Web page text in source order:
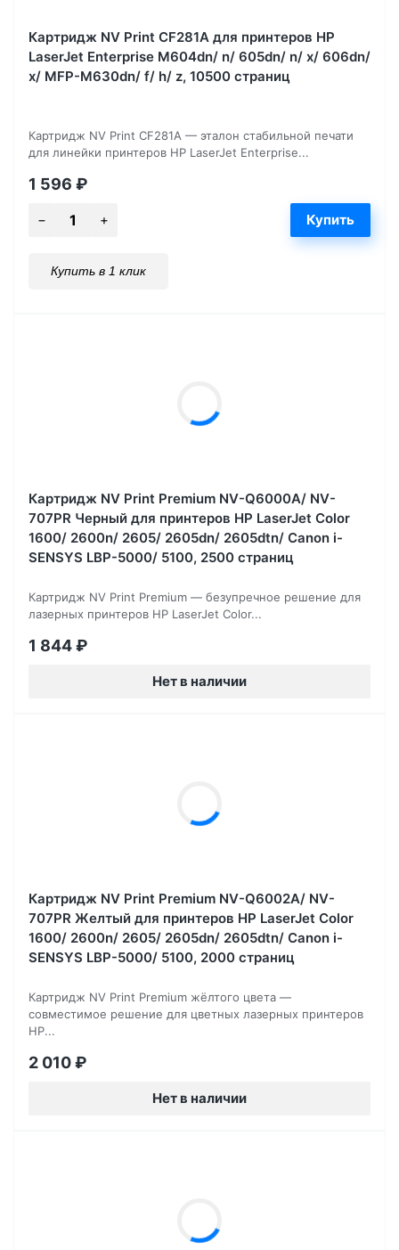
Картридж NV Print CF281A для принтеров HP
LaserJet Enterprise M604dn/ n/ 605dn/ n/ x/ 606dn/
x/ MFP-M630dn/ f/ h/ z, 10500 страниц
Картридж NV Print CF281A — эталон стабильной печати
для линейки принтеров HP LaserJet Enterprise...
1 596 ₽
Купить в 1 клик
Картридж NV Print Premium NV-Q6000A/ NV-
707PR Черный для принтеров HP LaserJet Color
1600/ 2600n/ 2605/ 2605dn/ 2605dtn/ Canon i-
SENSYS LBP-5000/ 5100, 2500 страниц
Картридж NV Print Premium — безупречное решение для
лазерных принтеров HP LaserJet Color...
1 844₽
Нет в наличии
Картридж NV Print Premium NV-Q6002A/ NV-
707PR Желтый для принтеров HP LaserJet Color
1600/ 2600n/ 2605/ 2605dn/ 2605dtn/ Canon i-
SENSYS LBP-5000/ 5100, 2000 страниц
Картридж NV Print Premium жёлтого цвета —
совместимое решение для цветных лазерных принтеров
HP...
2 010₽
Нет в наличии